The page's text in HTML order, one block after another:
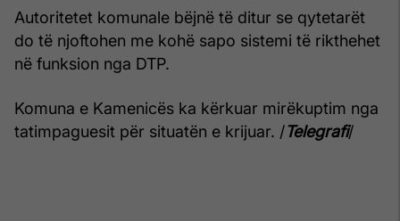
Autoritetet komunale bëjnë të ditur se qytetarët
do të njoftohen me kohë sapo sistemi të rikthehet
në funksion nga DTP.
Komuna e Kamenicës ka kërkuar mirëkuptim nga
tatimpaguesit për situatën e krijuar. /Telegrafi/